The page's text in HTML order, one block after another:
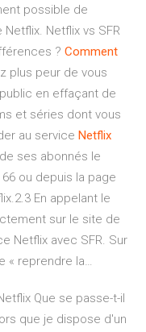
possible de
Netflix vs SFR
? Comment
plus peur de vous
en effaçant de
et séries dont vous
au service Netflix
ses abonnés le
ou depuis la page
En appelant le
sur le site de
Netflix avec SFR. Sur
« reprendre la…
Que se passe-t-il
que je dispose d'un